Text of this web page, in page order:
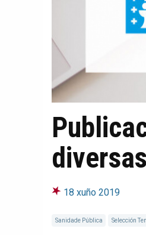
18 xuño 2019
Sanidade Pública Selección